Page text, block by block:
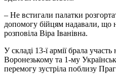
– Не встигали палатки
допомогу бійцям надавали, що
розповіла Віра Іванівна.
У складі 13-ї армії брала
Воронезькому та 1-му
перемогу зустріла поблизу